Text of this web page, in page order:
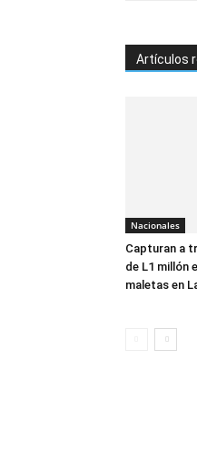
Artículos
Nacionales
Capturan a
de L1 millón
maletas en